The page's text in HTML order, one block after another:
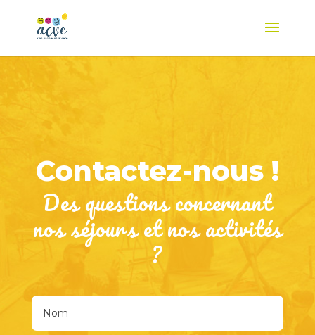
Contactez-nous !
Des questions concernant
nos séjours et nos activités
?